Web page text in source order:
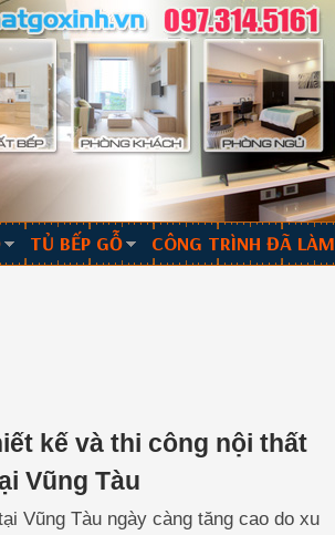
TỦ BẾP GỖ CÔNG TRÌNH ĐÃ LÀM
kế và thi công nội thất
Vũng Tàu
Vũng Tàu ngày càng tăng cao do xu